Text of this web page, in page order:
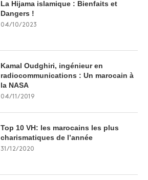
La Hijama islamique : Bienfaits et
Dangers !
04/10/2023
Kamal Oudghiri, ingénieur en
radiocommunications : Un marocain à
la NASA
04/11/2019
Top 10 VH: les marocains les plus
charismatiques de l’année
31/12/2020